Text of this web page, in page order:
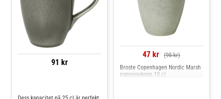
91 kr
47 kr (95 kr)
Broste Copenhagen Nordic Marsh
espressokopp 10 cl